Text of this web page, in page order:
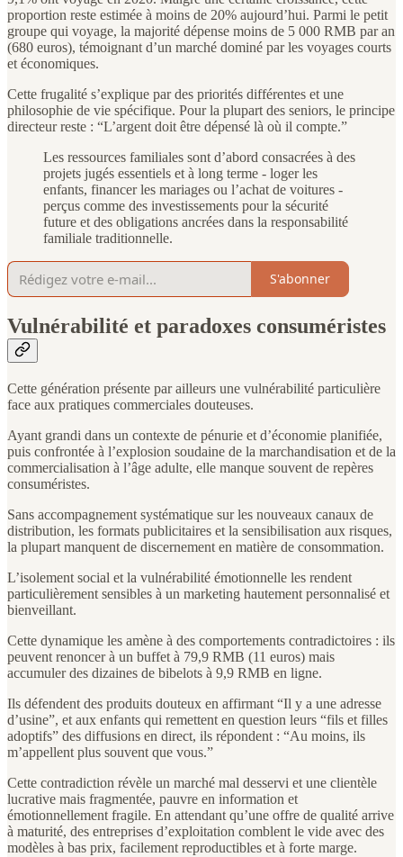
proportion reste estimée à moins de 20% aujourd’hui. Parmi le petit
groupe qui voyage, la majorité dépense moins de 5 000 RMB par an
(680 euros), témoignant d’un marché dominé par les voyages courts
et économiques.
Cette frugalité s’explique par des priorités différentes et une
philosophie de vie spécifique. Pour la plupart des seniors, le principe
directeur reste : “L’argent doit être dépensé là où il compte.”
Les ressources familiales sont d’abord consacrées à des
projets jugés essentiels et à long terme - loger les
enfants, financer les mariages ou l’achat de voitures -
perçus comme des investissements pour la sécurité
future et des obligations ancrées dans la responsabilité
familiale traditionnelle.
S'abonner
Vulnérabilité et paradoxes consuméristes
Cette génération présente par ailleurs une vulnérabilité particulière
face aux pratiques commerciales douteuses.
Ayant grandi dans un contexte de pénurie et d’économie planifiée,
puis confrontée à l’explosion soudaine de la marchandisation et de la
commercialisation à l’âge adulte, elle manque souvent de repères
consuméristes.
Sans accompagnement systématique sur les nouveaux canaux de
distribution, les formats publicitaires et la sensibilisation aux risques,
la plupart manquent de discernement en matière de consommation.
L’isolement social et la vulnérabilité émotionnelle les rendent
particulièrement sensibles à un marketing hautement personnalisé et
bienveillant.
Cette dynamique les amène à des comportements contradictoires : ils
peuvent renoncer à un buffet à 79,9 RMB (11 euros) mais
accumuler des dizaines de bibelots à 9,9 RMB en ligne.
Ils défendent des produits douteux en affirmant “Il y a une adresse
d’usine”, et aux enfants qui remettent en question leurs “fils et filles
adoptifs” des diffusions en direct, ils répondent : “Au moins, ils
m’appellent plus souvent que vous.”
Cette contradiction révèle un marché mal desservi et une clientèle
lucrative mais fragmentée, pauvre en information et
émotionnellement fragile. En attendant qu’une offre de qualité arrive
à maturité, des entreprises d’exploitation comblent le vide avec des
modèles à bas prix, facilement reproductibles et à forte marge.